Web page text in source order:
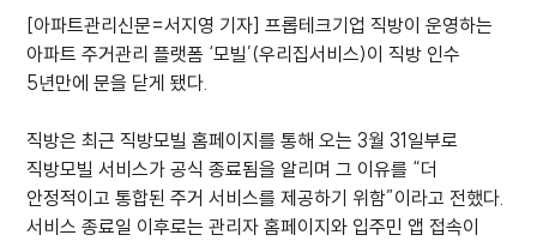
[아파트관리신문=서지영 기자] 프롭테크기업 직방이 운영하는
아파트 주거관리 플랫폼 ‘모빌’(우리집서비스)이 직방 인수
5년만에 문을 닫게 됐다.
직방은 최근 직방모빌 홈페이지를 통해 오는 3월 31일부로
직방모빌 서비스가 공식 종료됨을 알리며 그 이유를 “더
안정적이고 통합된 주거 서비스를 제공하기 위함”이라고 전했다.
서비스 종료일 이후로는 관리자 홈페이지와 입주민 앱 접속이